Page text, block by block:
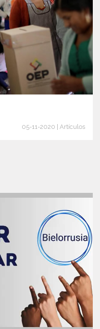
05-11-2020 | Artículos